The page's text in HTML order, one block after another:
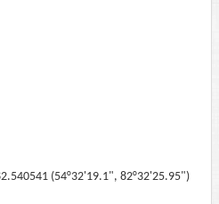
(54°32'19.1", 82°32'25.95")